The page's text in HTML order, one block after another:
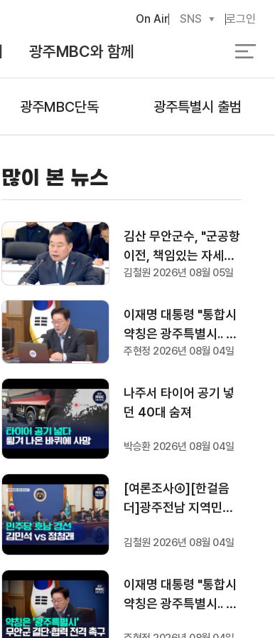
광주MBC와 함께
On Air SNS 로그인
광주MBC단독 광주특별시 출범
많이 본 뉴스
김산 무안군수, "군공항
이전, 책임있는 자세로
협의하겠다"
김철원 2026년 08월 05일
이재명 대통령 "통합시
약칭은 광주특별시.. 공
항 이전 조속하게"
주현정 2026년 08월 04일
나주서 타이어 공기 넣
던 40대 숨져
박승환 2026년 08월 04일
[여론조사④][한걸음
더]광주전남 지역민들
할까.. 변수는?
김철원 2026년 08월 04일
이재명 대통령 "통합시
약칭은 광주특별시.. 공